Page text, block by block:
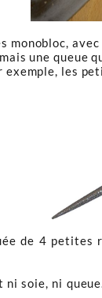
une
exemple, les
de 4 petites
ni soie, ni